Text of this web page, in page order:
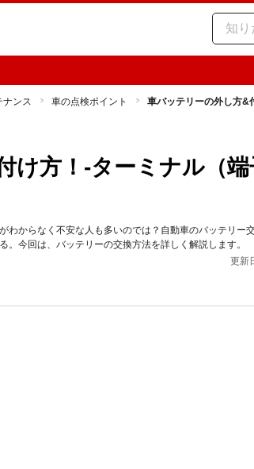
ナンス 車の点検ポイント 車バッテリーの外し方&
け方！-ターミナル（端
わからなく不安な人も多いのでは？自動車のバッテリー
今回は、バッテリーの交換方法を詳しく解説します。
更新